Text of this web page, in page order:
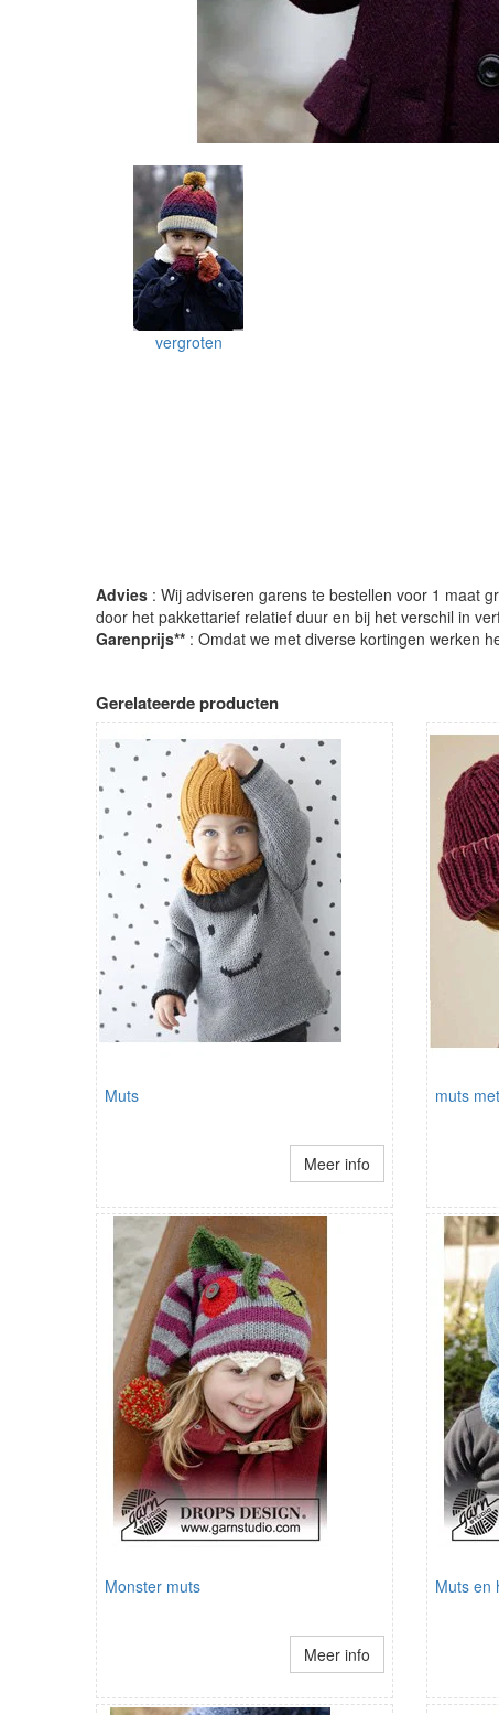
vergroten
Advies : Wij adviseren garens te bestellen voor 1 maat
door het pakkettarief relatief duur en bij het verschil in
Garenprijs** : Omdat we met diverse kortingen werken
Gerelateerde producten
Muts
Meer info
muts
Monster muts
Meer info
Muts en